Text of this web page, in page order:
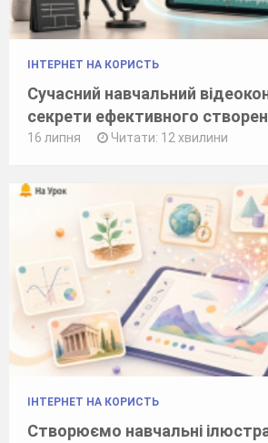
ІНТЕРНЕТ НА КОРИСТЬ
Сучасний навчальний
секрети ефективного
16 липня Читати: 12 хвилини
ІНТЕРНЕТ НА КОРИСТЬ
Створюємо навчальні